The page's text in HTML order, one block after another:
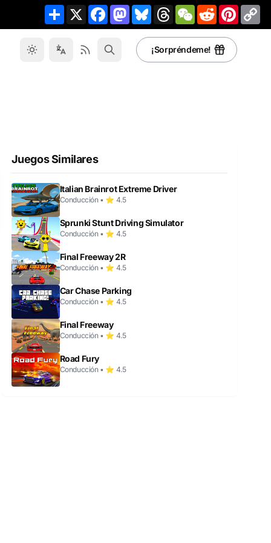
Share X FacebookMastodonBlueskyThreadsWeChatRedditPinterest
¡Sorpréndeme!
Juegos Similares
Italian Brainrot Extreme Driver
Conducción • ⭐ 4.5
Sprunki Stunt Driving Simulator
Conducción • ⭐ 4.5
Final Freeway 2R
Conducción • ⭐ 4.5
Car Chase Parking
Conducción • ⭐ 4.5
Final Freeway
Conducción • ⭐ 4.5
Road Fury
Conducción • ⭐ 4.5